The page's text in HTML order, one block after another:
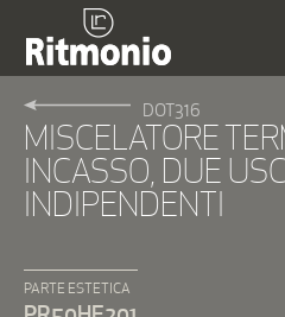
DOT316
MISCELATORE
INCASSO, DUE
INDIPENDENTI
PARTE ESTETICA